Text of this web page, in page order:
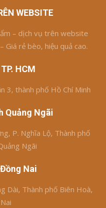
WEBSITE
– dịch vụ trên website
Giá rẻ bèo, hiệu quả cao.
HCM
3, thành phố Hồ Chí Minh
Quảng Ngãi
P. Nghĩa Lộ, Thành phố
Ngãi
Nai
Dài, Thành phố Biên Hoà,